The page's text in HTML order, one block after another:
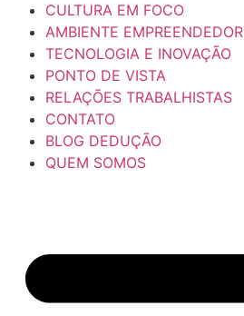
CULTURA EM FOCO
AMBIENTE EMPREENDEDOR
TECNOLOGIA E INOVAÇÃO
PONTO DE VISTA
RELAÇÕES TRABALHISTAS
CONTATO
BLOG DEDUÇÃO
QUEM SOMOS